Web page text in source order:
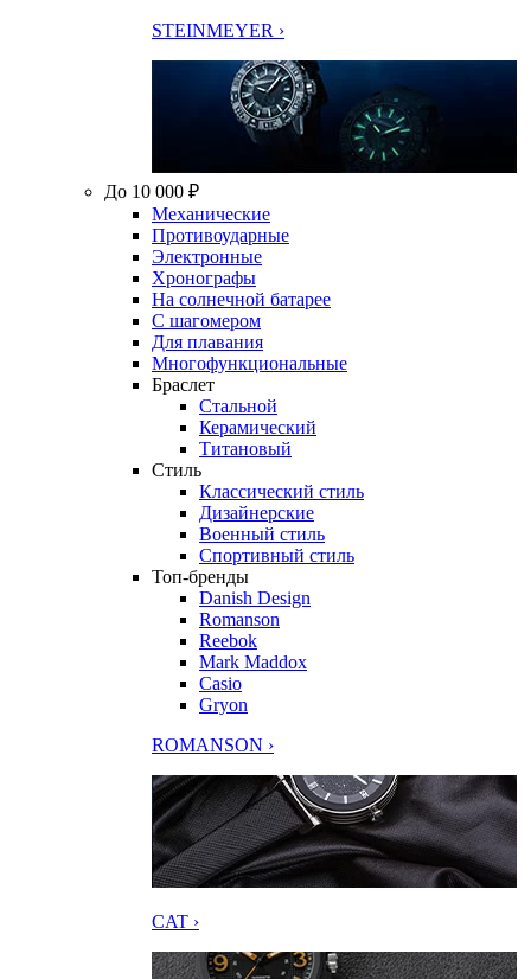
STEINMEYER ›
До 10 000 ₽
Механические
Противоударные
Электронные
Хронографы
На солнечной батарее
С шагомером
Для плавания
Многофункциональные
Браслет
Стальной
Керамический
Титановый
Стиль
Классический стиль
Дизайнерские
Военный стиль
Спортивный стиль
Топ-бренды
Danish Design
Romanson
Reebok
Mark Maddox
Casio
Gryon
ROMANSON ›
CAT ›